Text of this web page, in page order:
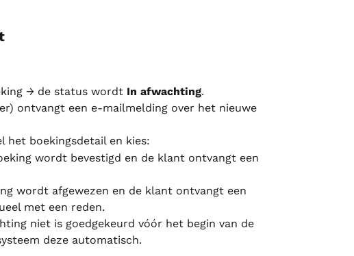
→ de status wordt In afwachting.
ontvangt een e-mailmelding over het nieuwe
het boekingsdetail en kies:
wordt bevestigd en de klant ontvangt een
wordt afgewezen en de klant ontvangt een
met een reden.
niet is goedgekeurd vóór het begin van de
deze automatisch.